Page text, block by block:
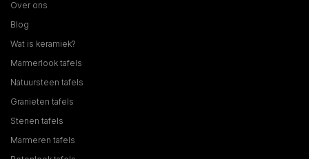
Over ons
Blog
Wat is keramiek?
Marmerlook tafels
Natuursteen tafels
Granieten tafels
Stenen tafels
Marmeren tafels